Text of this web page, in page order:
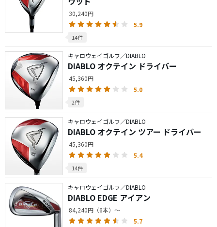
30,240円
5.9
14件
キャロウェイゴルフ／DIABLO
DIABLO オクテイン ドライバー
45,360円
5.0
2件
キャロウェイゴルフ／DIABLO
DIABLO オクテイン ツアー ドライバー
45,360円
5.4
14件
キャロウェイゴルフ／DIABLO
DIABLO EDGE アイアン
84,240円（6本）～
5.7